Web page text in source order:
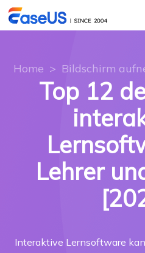
Home > Bildschirm
Top 12
Lehrer
Interaktive Lernsoftware